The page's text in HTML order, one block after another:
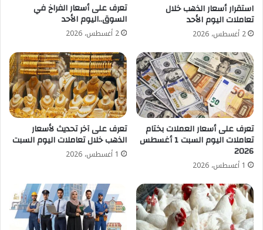
استقرار أسعار الذهب خلال
تعاملات اليوم الأحد
2 أغسطس، 2026
تعرف على أسعار الفراخ في
السوق..اليوم الأحد
2 أغسطس، 2026
تعرف على أسعار العملات بختام
تعاملات اليوم السبت 1 أغسطس
2026
1 أغسطس، 2026
تعرف على آخر تحديث لأسعار
الذهب خلال تعاملات اليوم السبت
1 أغسطس، 2026